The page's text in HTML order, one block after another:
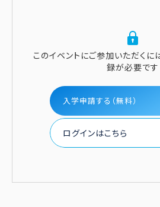
このイベントにご参加いただくに
録が必要です
入学申請する（無料）
ログインはこちら